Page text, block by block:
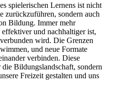
spielerischen Lernens ist nicht
zurückzuführen, sondern auch
Bildung. Immer mehr
und nachhaltiger ist,
wird. Die Grenzen
und neue Formate
verbinden. Diese
Bildungslandschaft, sondern
Freizeit gestalten und uns